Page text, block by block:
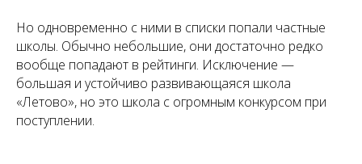
Но одновременно с ними в списки попали частные
школы. Обычно небольшие, они достаточно редко
вообще попадают в рейтинги. Исключение —
большая и устойчиво развивающаяся школа
«Летово», но это школа с огромным конкурсом при
поступлении.